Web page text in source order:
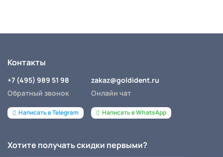
Контакты
+7 (495) 989 51 98
Обратный звонок
Написать в Telegram
zakaz@goldident.ru
Онлайн чат
Написать в WhatsApp
Хотите получать скидки первыми?